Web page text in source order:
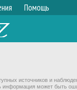
Помощь
источников и
информация может быть